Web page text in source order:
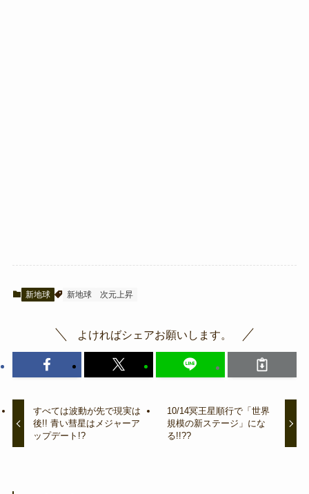
新地球 新地球 次元上昇
よければシェアお願いします。
すべては波動が先で現実は
後!! 青い彗星はメジャーア
ップデート!?
10/14冥王星順行で「世界
規模の新ステージ」にな
る!!??